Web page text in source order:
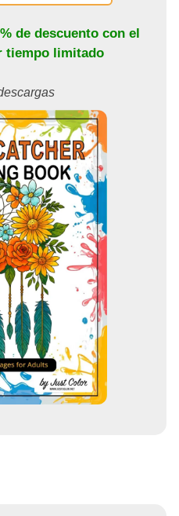
de descuento con el
tiempo limitado